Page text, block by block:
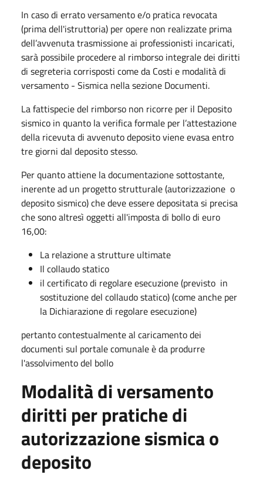
In caso di errato versamento e/o pratica revocata
(prima dell'istruttoria) per opere non realizzate prima
dell’avvenuta trasmissione ai professionisti incaricati,
sarà possibile procedere al rimborso integrale dei diritti
di segreteria corrisposti come da Costi e modalità di
versamento - Sismica nella sezione Documenti.
La fattispecie del rimborso non ricorre per il Deposito
sismico in quanto la verifica formale per l’attestazione
della ricevuta di avvenuto deposito viene evasa entro
tre giorni dal deposito stesso.
Per quanto attiene la documentazione sottostante,
inerente ad un progetto strutturale (autorizzazione o
deposito sismico) che deve essere depositata si precisa
che sono altresì oggetti all'imposta di bollo di euro
16,00:
La relazione a strutture ultimate
Il collaudo statico
il certificato di regolare esecuzione (previsto in
sostituzione del collaudo statico) (come anche per
la Dichiarazione di regolare esecuzione)
pertanto contestualmente al caricamento dei
documenti sul portale comunale è da produrre
l'assolvimento del bollo
Modalità di versamento
diritti per pratiche di
autorizzazione sismica o
deposito